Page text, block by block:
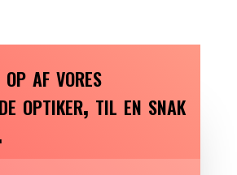
af vores
optiker, til en snak